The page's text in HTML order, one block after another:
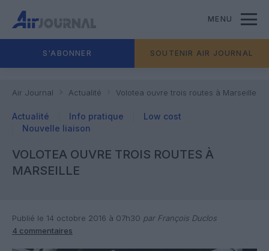
MENU
S'ABONNER SOUTENIR AIR JOURNAL
Air Journal Actualité Volotea ouvre trois routes à Marseille
Actualité Info pratique
Low cost
Nouvelle liaison
VOLOTEA OUVRE TROIS ROUTES À
MARSEILLE
Publié le 14 octobre 2016 à 07h30 par François Duclos
4 commentaires